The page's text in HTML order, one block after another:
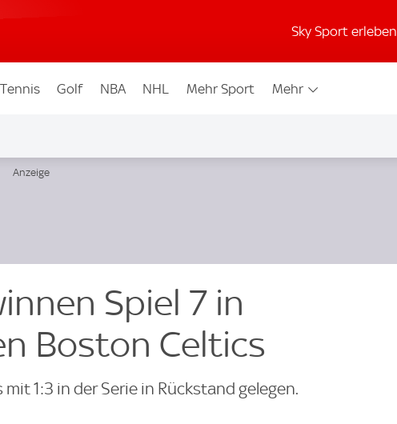
Sky Sport erleben
Tennis Golf NBA NHL Mehr Sport Mehr
Spiel 7 in
Boston Celtics
1:3 in der Serie in Rückstand gelegen.